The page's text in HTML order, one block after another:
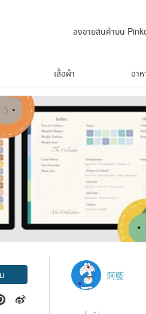
ลงขายสินค้าบน
เสื้อผ้า อา
阿藍